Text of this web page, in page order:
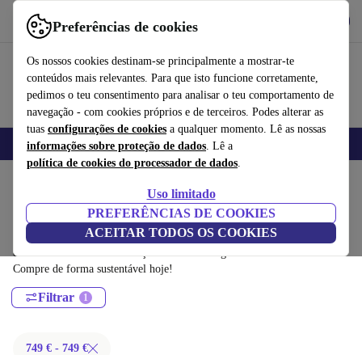
Preferências de cookies
Os nossos cookies destinam-se principalmente a mostrar-te
conteúdos mais relevantes. Para que isto funcione corretamente,
pedimos o teu consentimento para analisar o teu comportamento de
navegação - com cookies próprios e de terceiros. Podes alterar as
tuas configurações de cookies a qualquer momento. Lê as nossas
informações sobre proteção de dados. Lê a
política de cookies do processador de dados.
Uso limitado
PREFERÊNCIAS DE COOKIES
ACEITAR TODOS OS COOKIES
Use o refurbed de forma rápida e fácil
Tecnologia Desporto E-Bikes Yoga Bicicletas
Multi-estações:
Multi-estações recondicionados certificados por menos de 300€ –
economize até 40%. Devolução em 30 dias e garantia de 12 meses.
Compre de forma sustentável hoje!
Filtrar
749 € - 749 €